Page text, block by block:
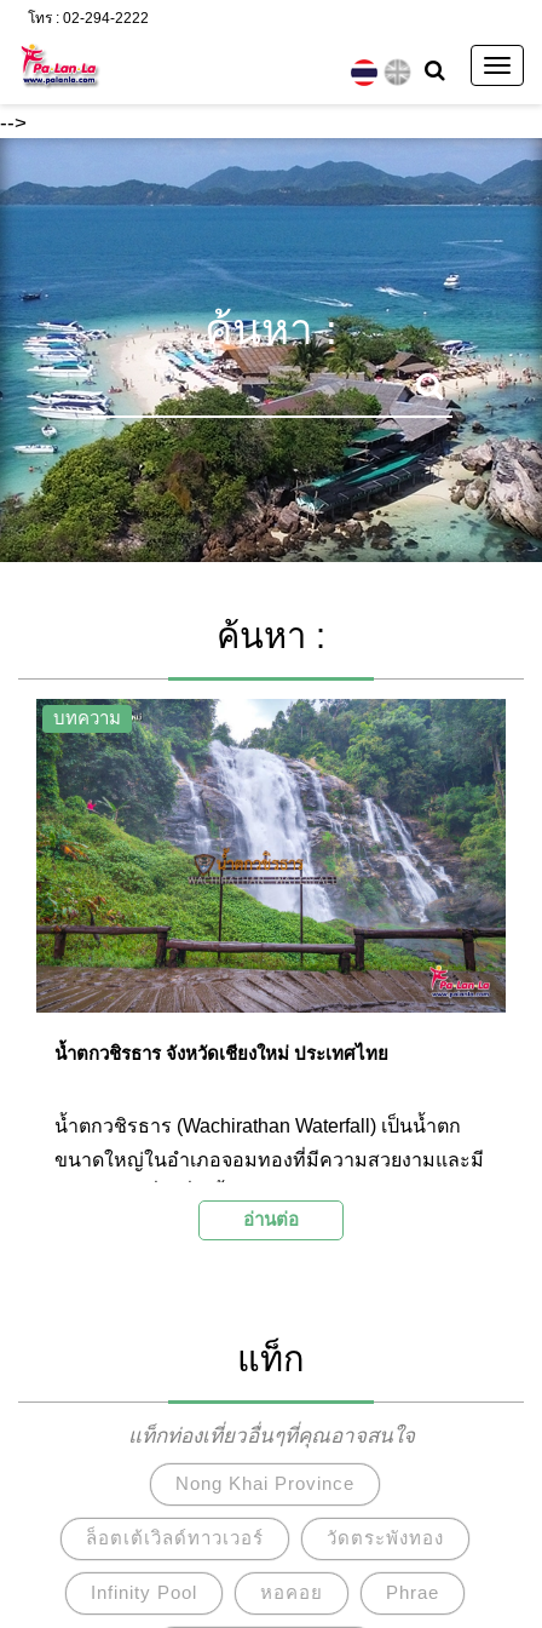
-->
โทร : 02-294-2222
ค้นหา :
ค้นหา :
บทความ
น้ำตกวชิรธาร จังหวัดเชียงใหม่ ประเทศไทย
น้ำตกวชิรธาร (Wachirathan Waterfall) เป็นน้ำตก
ขนาดใหญ่ในอำเภอจอมทองที่มีความสวยงามและมี
ประมาณ 70 เมตร และมีสายน้ำไหลตลอดทั้งปี นัก
ทำให้น้ำตกแห่งนี้มีความสวยงามน่าประทับใจเป็น
อย่างมาก
อ่านต่อ
แท็ก
แท็กท่องเที่ยวอื่นๆที่คุณอาจสนใจ
Nong Khai Province
ล็อตเต้เวิลด์ทาวเวอร์ วัดตระพังทอง
Infinity Pool หอคอย Phrae